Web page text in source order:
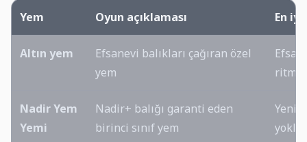
Yem Oyun açıklaması En
Altın yem
Efsanevi balıkları çağıran özel
yem
ritmi
Nadir Yem
Yemi
Nadir+ balığı garanti eden
birinci sınıf yem
Yeni